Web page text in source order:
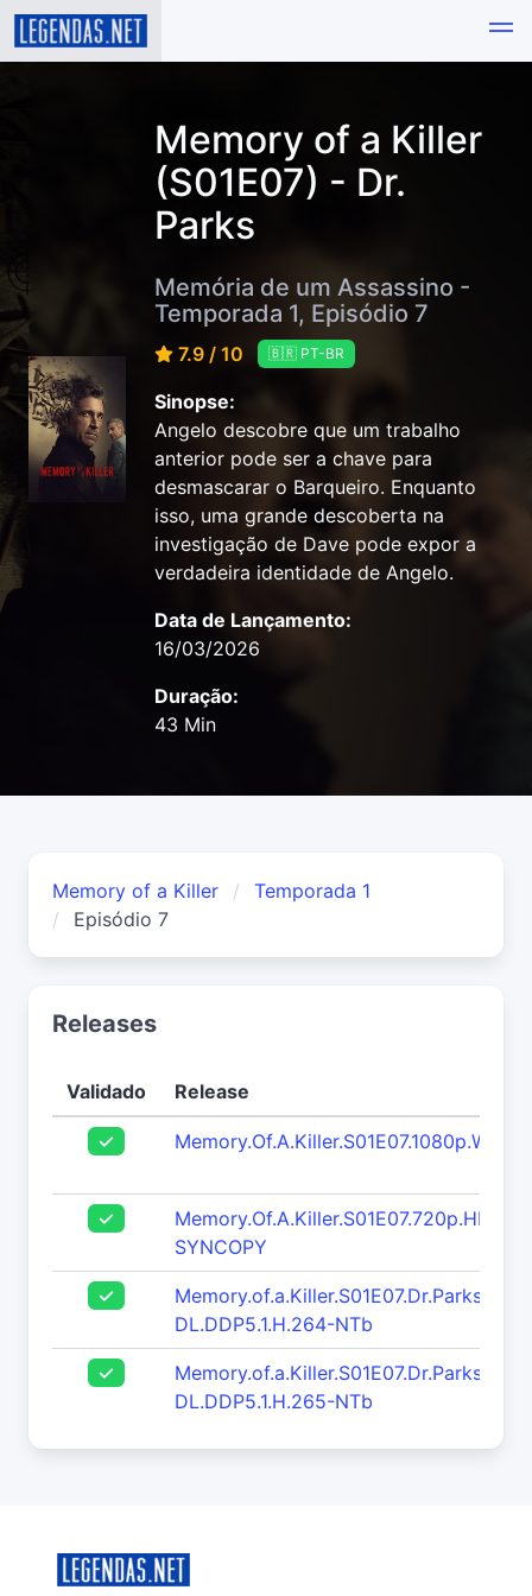
Memory of a Killer
(S01E07) - Dr.
Parks
Memória de um Assassino -
Temporada 1, Episódio 7
7.9 / 10 🇧🇷 PT-BR
Sinopse:
Angelo descobre que um trabalho
anterior pode ser a chave para
desmascarar o Barqueiro. Enquanto
isso, uma grande descoberta na
investigação de Dave pode expor a
verdadeira identidade de Angelo.
Data de Lançamento:
16/03/2026
Duração:
43 Min
Memory of a Killer
Temporada 1
Episódio 7
Releases
Validado Release
SYNCOPY
DL.DDP5.1.H.264-NTb
DL.DDP5.1.H.265-NTb